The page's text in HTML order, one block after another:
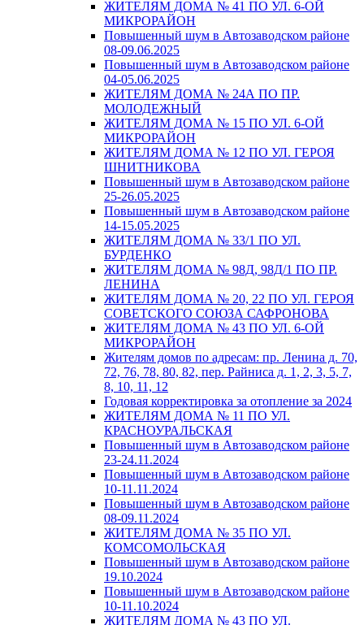
ЖИТЕЛЯМ ДОМА № 41 ПО УЛ. 6-ОЙ
МИКРОРАЙОН
Повышенный шум в Автозаводском районе
08-09.06.2025
Повышенный шум в Автозаводском районе
04-05.06.2025
ЖИТЕЛЯМ ДОМА № 24А ПО ПР.
МОЛОДЕЖНЫЙ
ЖИТЕЛЯМ ДОМА № 15 ПО УЛ. 6-ОЙ
МИКРОРАЙОН
ЖИТЕЛЯМ ДОМА № 12 ПО УЛ. ГЕРОЯ
ШНИТНИКОВА
Повышенный шум в Автозаводском районе
25-26.05.2025
Повышенный шум в Автозаводском районе
14-15.05.2025
ЖИТЕЛЯМ ДОМА № 33/1 ПО УЛ.
БУРДЕНКО
ЖИТЕЛЯМ ДОМА № 98Д, 98Д/1 ПО ПР.
ЛЕНИНА
ЖИТЕЛЯМ ДОМА № 20, 22 ПО УЛ. ГЕРОЯ
СОВЕТСКОГО СОЮЗА САФРОНОВА
ЖИТЕЛЯМ ДОМА № 43 ПО УЛ. 6-ОЙ
МИКРОРАЙОН
Жителям домов по адресам: пр. Ленина д. 70,
72, 76, 78, 80, 82, пер. Райниса д. 1, 2, 3, 5, 7,
8, 10, 11, 12
Годовая корректировка за отопление за 2024
ЖИТЕЛЯМ ДОМА № 11 ПО УЛ.
КРАСНОУРАЛЬСКАЯ
Повышенный шум в Автозаводском районе
23-24.11.2024
Повышенный шум в Автозаводском районе
10-11.11.2024
Повышенный шум в Автозаводском районе
08-09.11.2024
ЖИТЕЛЯМ ДОМА № 35 ПО УЛ.
КОМСОМОЛЬСКАЯ
Повышенный шум в Автозаводском районе
19.10.2024
Повышенный шум в Автозаводском районе
10-11.10.2024
ЖИТЕЛЯМ ДОМА № 43 ПО УЛ.